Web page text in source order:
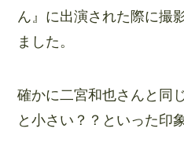
ん』に出演された際に撮
ました。
確かに二宮和也さんと同
と小さい？？といった印